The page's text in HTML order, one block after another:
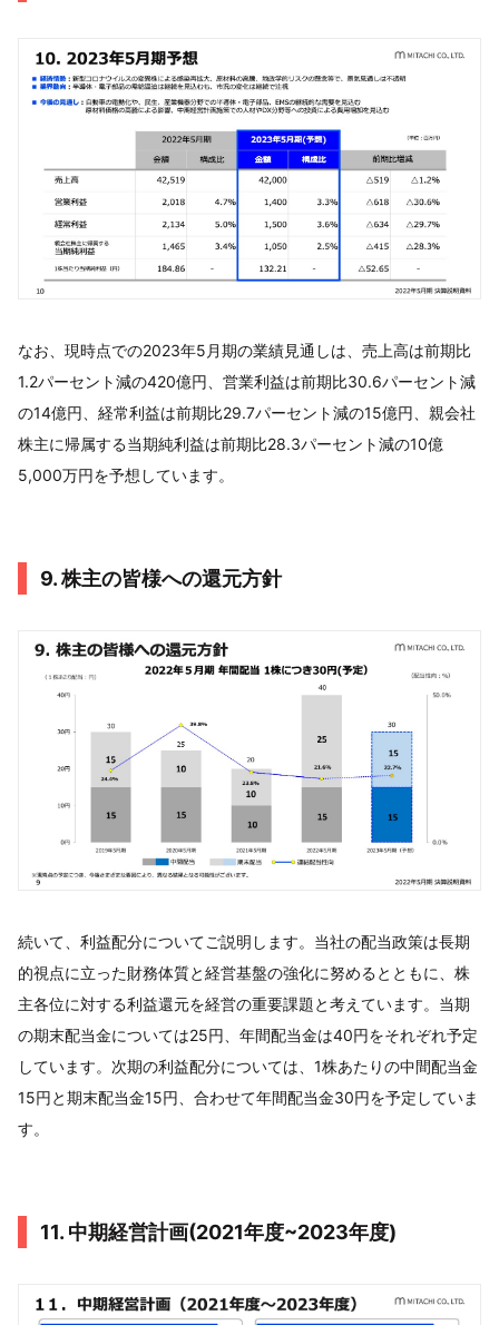
なお、現時点での2023年5月期の業績見通しは、売上高は前期比
1.2パーセント減の420億円、営業利益は前期比30.6パーセント減
の14億円、経常利益は前期比29.7パーセント減の15億円、親会社
株主に帰属する当期純利益は前期比28.3パーセント減の10億
5,000万円を予想しています。
9. 株主の皆様への還元方針
続いて、利益配分についてご説明します。当社の配当政策は長期
的視点に立った財務体質と経営基盤の強化に努めるとともに、株
主各位に対する利益還元を経営の重要課題と考えています。当期
の期末配当金については25円、年間配当金は40円をそれぞれ予定
しています。次期の利益配分については、1株あたりの中間配当金
15円と期末配当金15円、合わせて年間配当金30円を予定していま
す。
11. 中期経営計画(2021年度~2023年度)